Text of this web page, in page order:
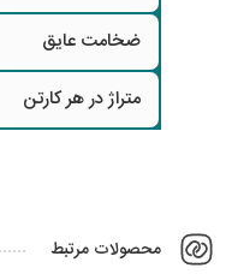
ضخامت عایق
متراژ در هر کارتن
محصولات مرتبط